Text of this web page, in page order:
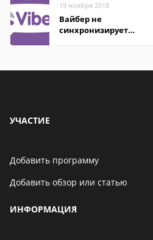
19 ноября 2018
Вайбер не
синхронизирует
УЧАСТИЕ
Добавить программу
Добавить обзор или статью
ИНФОРМАЦИЯ